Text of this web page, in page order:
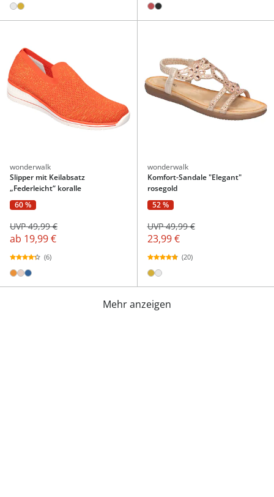
wonderwalk
Slipper mit Keilabsatz
„Federleicht“ koralle
60 %
ab 19,99 €
UVP 49,99 €
(6)
wonderwalk
Komfort-Sandale "Elegant"
rosegold
52 %
23,99 €
UVP 49,99 €
(20)
Mehr anzeigen